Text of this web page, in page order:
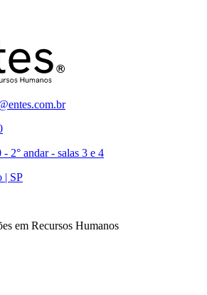
2° andar - salas 3 e 4
| SP
em Recursos Humanos